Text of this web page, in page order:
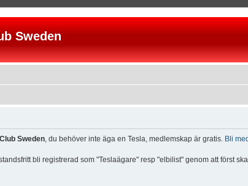
Sweden
Sweden, du behöver inte äga en Tesla, medlemskap är gratis. Bli
bli registrerad som "Teslaägare" resp "elbilist" genom att först